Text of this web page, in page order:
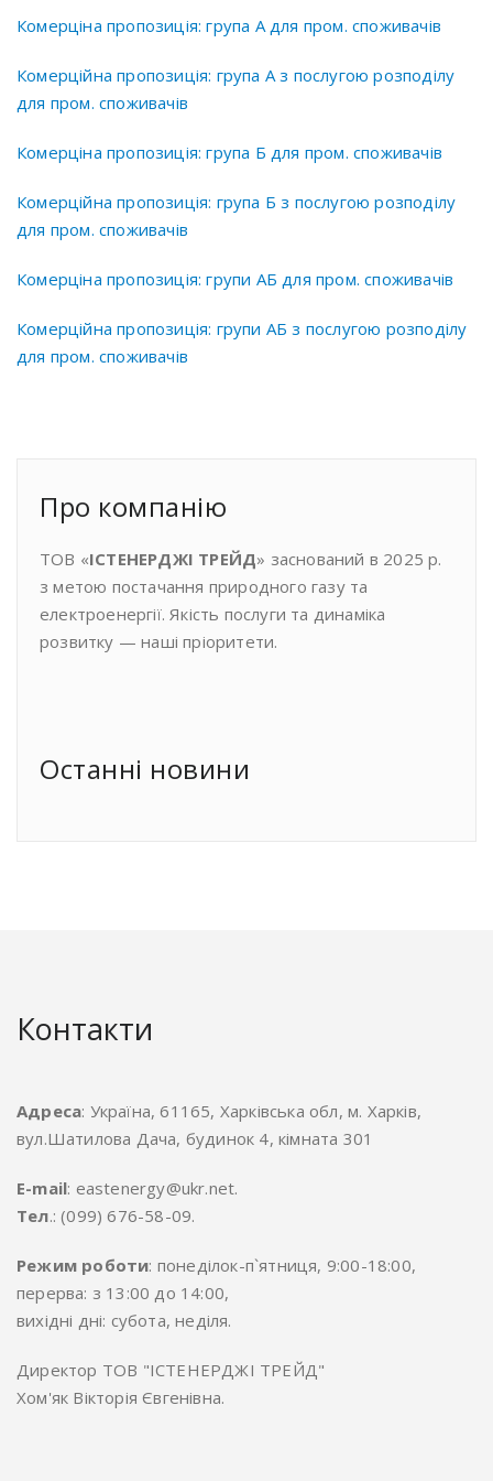
Комерціна пропозиція: група А для пром. споживачів
Комерційна пропозиція: група А з послугою розподілу
для пром. споживачів
Комерціна пропозиція: група Б для пром. споживачів
Комерційна пропозиція: група Б з послугою розподілу
для пром. споживачів
Комерціна пропозиція: групи АБ для пром. споживачів
Комерційна пропозиція: групи АБ з послугою розподілу
для пром. споживачів
Про компанiю
ТОВ «ІСТЕНЕРДЖІ ТРЕЙД» заснований в 2025 р.
з метою постачання природного газу та
електроенергії. Якість послуги та динаміка
розвитку — наші пріоритети.
Останнi новини
Контакти
Адреса: Україна, 61165, Харківська обл, м. Харків,
вул.Шатилова Дача, будинок 4, кімната 301
E-mail: eastenergy@ukr.net.
Тел.: (099) 676-58-09.
Режим роботи: понеділок-п`ятниця, 9:00-18:00,
перерва: з 13:00 до 14:00,
вихідні дні: субота, неділя.
Директор ТОВ "ІСТЕНЕРДЖІ ТРЕЙД"
Хом'як Вікторія Євгенівна.